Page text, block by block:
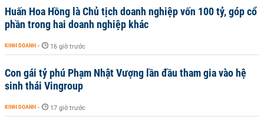
Huấn Hoa Hồng là Chủ tịch doanh nghiệp vốn 100 tỷ, góp cổ
phần trong hai doanh nghiệp khác
KINH DOANH - 16 giờ trước
Con gái tỷ phú Phạm Nhật Vượng lần đầu tham gia vào hệ
sinh thái Vingroup
KINH DOANH - 17 giờ trước